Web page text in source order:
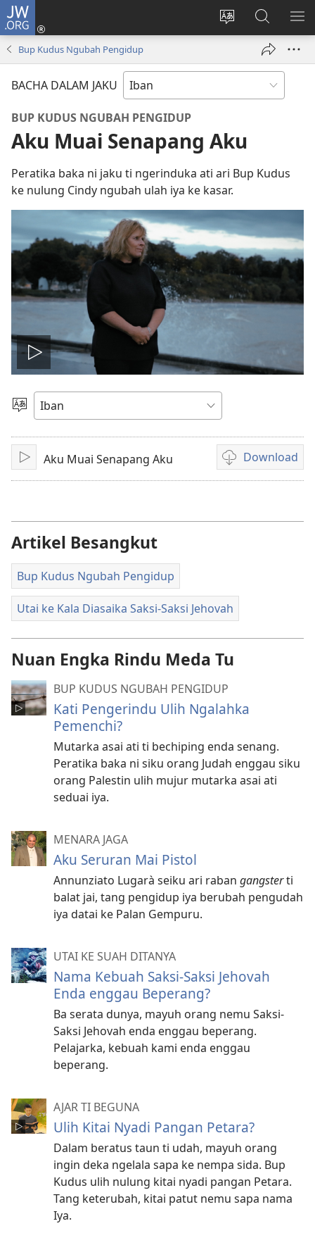
JW.ORG
Tukar
ba
Log
Masuk
window)
Giga
JW.ORG
Bup Kudus Ngubah Pengidup
BACHA DALAM JAKU
BUP KUDUS NGUBAH PENGIDUP
Aku Muai Senapang Aku
Peratika baka ni jaku ti ngerinduka ati ari Bup Kudus
ke nulung Cindy ngubah ulah iya ke kasar.
Play
video
Pilih
PasangAku Muai Senapang Aku Download
Pilih
chara
Artikel Besangkut
Bup Kudus Ngubah Pengidup
Utai ke Kala Diasaika Saksi-Saksi Jehovah
Nuan Engka Rindu Meda Tu
BUP KUDUS NGUBAH PENGIDUP
Kati Pengerindu Ulih Ngalahka
Pemenchi?
Mutarka asai ati ti bechiping enda senang.
Peratika baka ni siku orang Judah enggau siku
orang Palestin ulih mujur mutarka asai ati
seduai iya.
MENARA JAGA
Aku Seruran Mai Pistol
Annunziato Lugarà seiku ari raban gangsterti
balat jai, tang pengidup iya berubah pengudah
iya datai ke Palan Gempuru.
UTAI KE SUAH DITANYA
Nama Kebuah Saksi-Saksi Jehovah
Enda enggau Beperang?
Ba serata dunya, mayuh orang nemu Saksi-
Saksi Jehovah enda enggau beperang.
Pelajarka, kebuah kami enda enggau
beperang.
AJAR TI BEGUNA
Ulih Kitai Nyadi Pangan Petara?
Dalam beratus taun ti udah, mayuh orang
ingin deka ngelala sapa ke nempa sida. Bup
Kudus ulih nulung kitai nyadi pangan Petara.
Tang keterubah, kitai patut nemu sapa nama
Iya.